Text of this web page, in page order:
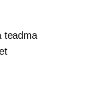
teadma